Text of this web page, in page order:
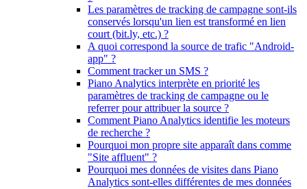
Les paramètres de tracking de campagne sont-ils
conservés lorsqu'un lien est transformé en lien
court (bit.ly, etc.) ?
A quoi correspond la source de trafic "Android-
app" ?
Comment tracker un SMS ?
Piano Analytics interprète en priorité les
paramètres de tracking de campagne ou le
referrer pour attribuer la source ?
Comment Piano Analytics identifie les moteurs
de recherche ?
Pourquoi mon propre site apparaît dans comme
"Site affluent" ?
Pourquoi mes données de visites dans Piano
Analytics sont-elles différentes de mes données